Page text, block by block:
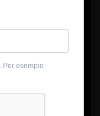
Per esempio